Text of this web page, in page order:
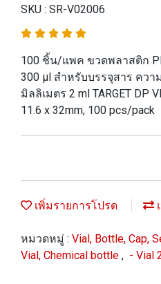
SKU : SR-V02006
100 ชิ้น/แพค ขวดพลาสติก
300 µl สำหรับบรรจุสาร ควา
มิลลิเมตร 2 ml TARGET DP
11.6 x 32mm, 100 pcs/pack
เพิ่มรายการโปรด
หมวดหมู่ : Vial, Bottle, Cap,
Vial, Chemical bottle , - Vial